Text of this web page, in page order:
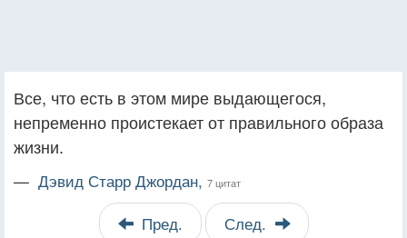
Все, что есть в этом мире выдающегося,
непременно проистекает от правильного образа
жизни.
— Дэвид Старр Джордан, 7 цитат
Пред. След.